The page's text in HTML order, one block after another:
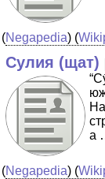
(Negapedia) (
Сулия (щат)
а
(Negapedia) (